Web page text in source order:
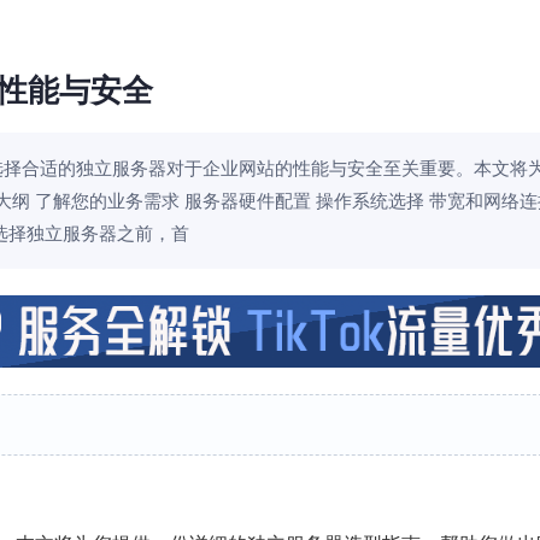
能与安全
合适的独立服务器对于企业网站的性能与安全至关重要。本文将
了解您的业务需求 服务器硬件配置 操作系统选择 带宽和网络
择独立服务器之前，首